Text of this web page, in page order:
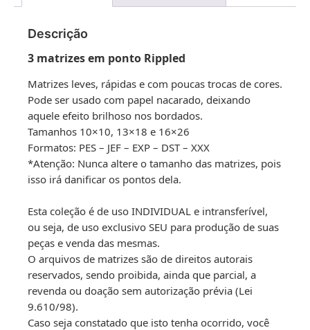
Descrição
3 matrizesem ponto Rippled
Matrizes leves, rápidas e com poucas trocas de cores.
Pode ser usado com papel nacarado, deixando
aquele efeito brilhoso nos bordados.
Tamanhos 10×10, 13×18 e 16×26
Formatos: PES – JEF – EXP – DST – XXX
*Atenção: Nunca altere o tamanho das matrizes, pois
isso irá danificar os pontos dela.
Esta coleção é de uso INDIVIDUAL e intransferível,
ou seja, de uso exclusivo SEU para produção de suas
peças e venda das mesmas.
O arquivos de matrizes são de direitos autorais
reservados, sendo proibida, ainda que parcial, a
revenda ou doação sem autorização prévia (Lei
9.610/98).
Caso seja constatado que isto tenha ocorrido, você